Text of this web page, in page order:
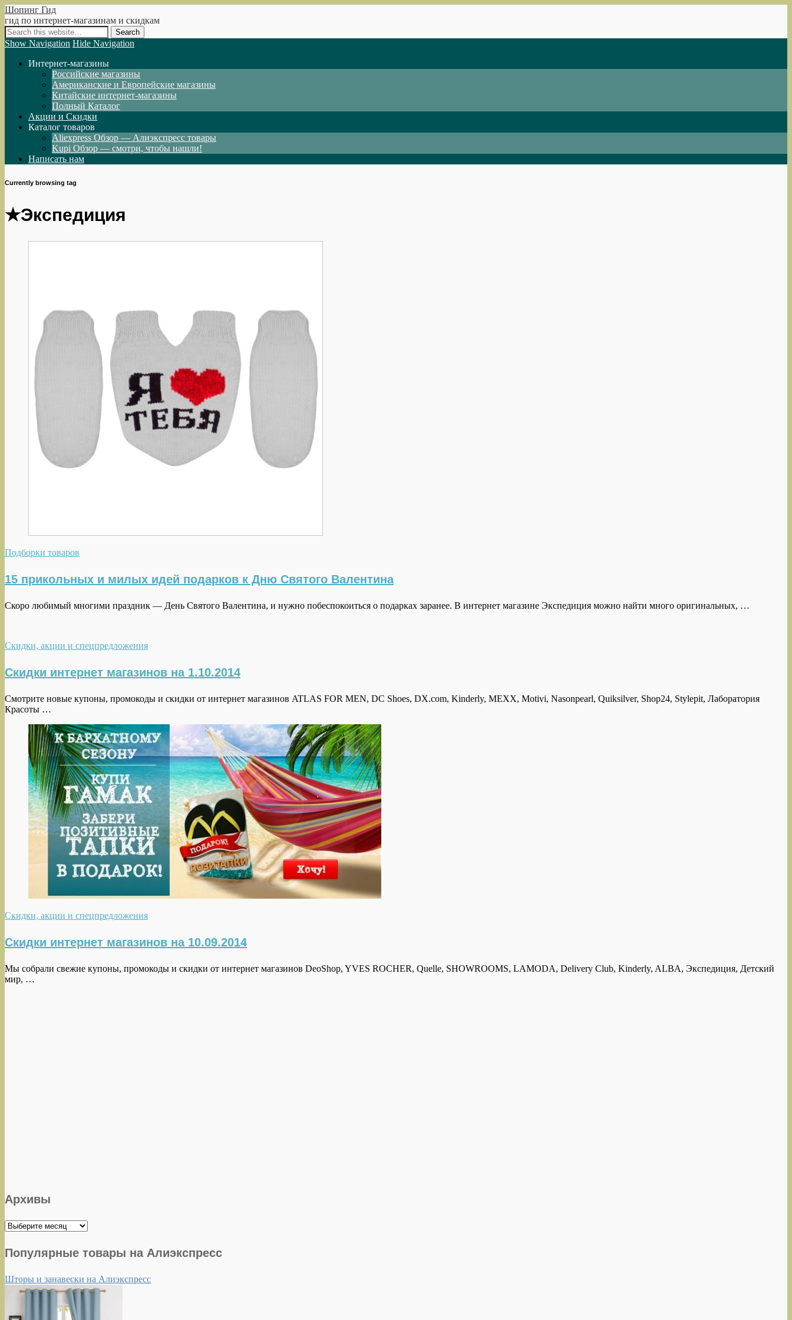
Шопинг Гид
гид по интернет-магазинам и скидкам
Show Navigation Hide Navigation
Интернет-магазины
Российские магазины
Американские и Европейские магазины
Китайские интернет-магазины
Полный Каталог
Акции и Скидки
Каталог товаров
Aliexpress Обзор — Алиэкспресс товары
Kupi Обзор — смотри, чтобы нашли!
Написать нам
Currently browsing tag
★Экспедиция
Подборки товаров
15 прикольных и милых идей подарков к Дню Святого Валентина
Скоро любимый многими праздник — День Святого Валентина, и нужно побеспокоиться о подарках заранее. В интернет магазине Экспедиция можно найти много оригинальных, …
Скидки, акции и спецпредложения
Скидки интернет магазинов на 1.10.2014
Смотрите новые купоны, промокоды и скидки от интернет магазинов ATLAS FOR MEN, DC Shoes, DX.com, Kinderly, MEXX, Motivi, Nasonpearl, Quiksilver, Shop24, Stylepit, Лаборатория
Красоты …
Скидки, акции и спецпредложения
Скидки интернет магазинов на 10.09.2014
Мы собрали свежие купоны, промокоды и скидки от интернет магазинов DeoShop, YVES ROCHER, Quelle, SHOWROOMS, LAMODA, Delivery Club, Kinderly, ALBA, Экспедиция, Детский
мир, …
Архивы
Архивы
Популярные товары на Алиэкспресс
Шторы и занавески на Алиэкспресс